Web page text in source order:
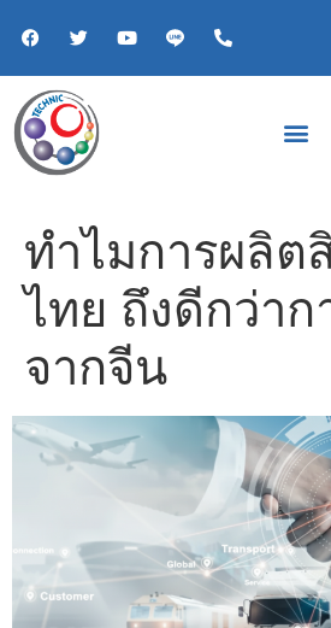
ทำไมการผลิต
ไทย ถึงดีกว่าก
จากจีน